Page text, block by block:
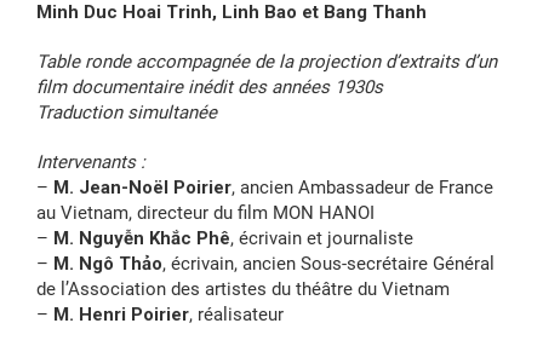
Minh Duc Hoai Trinh, Linh Bao et Bang Thanh
Table ronde accompagnée de la projection d’extraits d’un
film documentaire inédit des années 1930s
Traduction simultanée
Intervenants :
– M. Jean-Noël Poirier, ancien Ambassadeur de France
au Vietnam, directeur du film MON HANOI
– M. Nguyễn Khắc Phê, écrivain et journaliste
– M. Ngô Thảo, écrivain, ancien Sous-secrétaire Général
de l’Association des artistes du théâtre du Vietnam
– M. Henri Poirier, réalisateur